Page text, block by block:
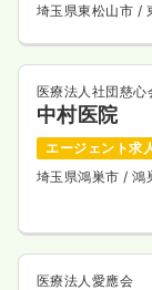
埼玉県東松山市 /
医療法人社団慈心
中村医院
エージェント求
埼玉県鴻巣市/ 鴻
医療法人愛應会